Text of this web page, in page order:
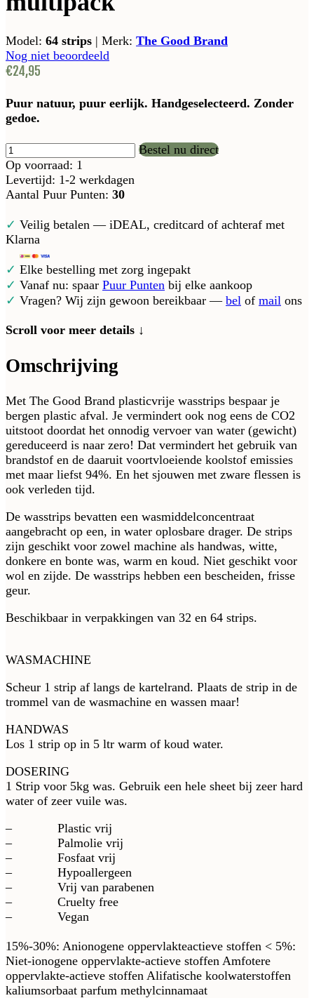
Model: 64 strips | Merk: The Good Brand
Nog niet beoordeeld
€24,95
Puur natuur, puur eerlijk. Handgeselecteerd. Zonder
gedoe.
Bestel nu direct
Op voorraad: 1
Levertijd: 1-2 werkdagen
Aantal Puur Punten: 30
✓ Veilig betalen — iDEAL, creditcard of achteraf met
Klarna
✓ Elke bestelling met zorg ingepakt
✓ Vanaf nu: spaar Puur Punten bij elke aankoop
✓ Vragen? Wij zijn gewoon bereikbaar — bel of mail ons
Scroll voor meer details ↓
Omschrijving
Met The Good Brand plasticvrije wasstrips bespaar je
bergen plastic afval. Je vermindert ook nog eens de CO2
uitstoot doordat het onnodig vervoer van water (gewicht)
gereduceerd is naar zero! Dat vermindert het gebruik van
brandstof en de daaruit voortvloeiende koolstof emissies
met maar liefst 94%. En het sjouwen met zware flessen is
ook verleden tijd.
De wasstrips bevatten een wasmiddelconcentraat
aangebracht op een, in water oplosbare drager. De strips
zijn geschikt voor zowel machine als handwas, witte,
donkere en bonte was, warm en koud. Niet geschikt voor
wol en zijde. De wasstrips hebben een bescheiden, frisse
geur.
Beschikbaar in verpakkingen van 32 en 64 strips.
WASMACHINE
Scheur 1 strip af langs de kartelrand. Plaats de strip in de
trommel van de wasmachine en wassen maar!
HANDWAS
Los 1 strip op in 5 ltr warm of koud water.
DOSERING
1 Strip voor 5kg was. Gebruik een hele sheet bij zeer hard
water of zeer vuile was.
– Plastic vrij
– Palmolie vrij
– Fosfaat vrij
– Hypoallergeen
– Vrij van parabenen
– Cruelty free
– Vegan
15%-30%: Anionogene oppervlakteactieve stoffen < 5%:
Niet-ionogene oppervlakte-actieve stoffen Amfotere
oppervlakte-actieve stoffen Alifatische koolwaterstoffen
kaliumsorbaat parfum methylcinnamaat